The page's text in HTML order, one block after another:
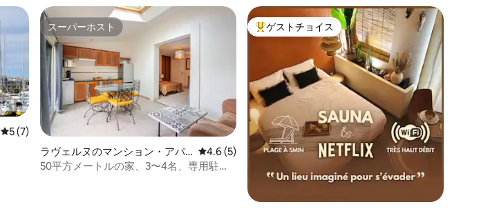
レビュー7件、5つ星中5つ星の平均評価
5 (7)
スーパーホスト
スーパーホスト
ラヴェルヌのマンション・アパ
ート
レビュー5件、5つ星中4.6つ星の平均評価
4.6 (5)
50平方メートルの家、3〜4名、専用駐車
大好評のゲストチョイスです。
ゲストチョイス